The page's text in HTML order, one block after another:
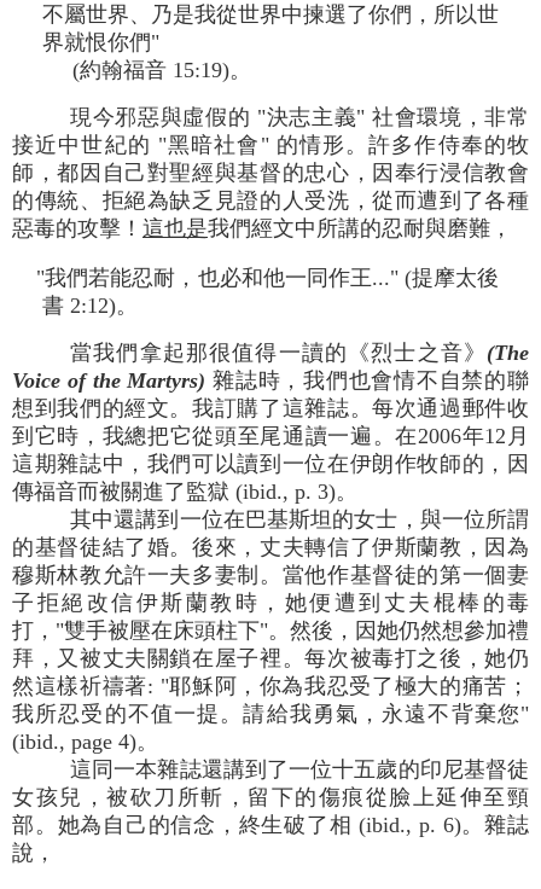
不屬世界、乃是我從世界中揀選了你們，所以世
界就恨你們"
(約翰福音 15:19)。
現今邪惡與虛假的 "決志主義" 社會環境，非常
接近中世紀的 "黑暗社會" 的情形。許多作侍奉的牧
師，都因自己對聖經與基督的忠心，因奉行浸信教會
的傳統、拒絕為缺乏見證的人受洗，從而遭到了各種
惡毒的攻擊！ 這也是我們經文中所講的忍耐與磨難，
"我們若能忍耐，也必和他一同作王..." (提摩太後
書 2:12)。
當我們拿起那很值得一讀的《烈士之音》 (The
Voice of the Martyrs)雜誌時，我們也會情不自禁的聯
想到我們的經文。我訂購了這雜誌。每次通過郵件收
到它時，我總把它從頭至尾通讀一遍。在2006年12月
這期雜誌中，我們可以讀到一位在伊朗作牧師的，因
傳福音而被關進了監獄 (ibid., p. 3)。
其中還講到一位在巴基斯坦的女士，與一位所謂
的基督徒結了婚。後來，丈夫轉信了伊斯蘭教，因為
穆斯林教允許一夫多妻制。當他作基督徒的第一個妻
子拒絕改信伊斯蘭教時，她便遭到丈夫棍棒的毒
打，"雙手被壓在床頭柱下"。然後，因她仍然想參加禮
拜，又被丈夫關鎖在屋子裡。每次被毒打之後，她仍
然這樣祈禱著: "耶穌阿，你為我忍受了極大的痛苦；
我所忍受的不值一提。請給我勇氣，永遠不背棄您"
(ibid., page 4)。
這同一本雜誌還講到了一位十五歲的印尼基督徒
女孩兒，被砍刀所斬，留下的傷痕從臉上延伸至頸
部。她為自己的信念，終生破了相 (ibid., p. 6)。雜誌
說，